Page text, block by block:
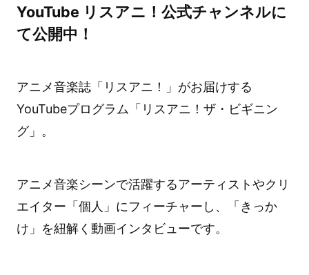
YouTube リスアニ！公式チャンネルに
て公開中！
アニメ音楽誌「リスアニ！」がお届けする
YouTubeプログラム「リスアニ！ザ・ビギニン
グ」。
アニメ音楽シーンで活躍するアーティストやクリ
エイター「個人」にフィーチャーし、「きっか
け」を紐解く動画インタビューです。